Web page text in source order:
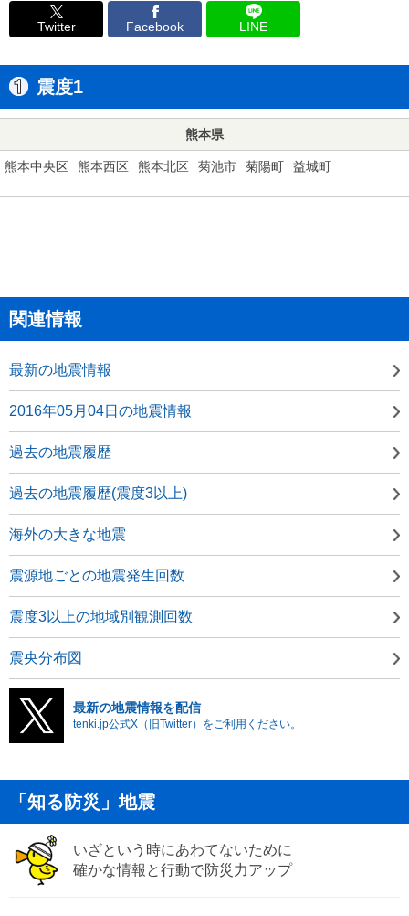
Twitter Facebook LINE
震度1
熊本県
熊本中央区 熊本西区 熊本北区 菊池市 菊陽町 益城町
関連情報
最新の地震情報
2016年05月04日の地震情報
過去の地震履歴
過去の地震履歴(震度3以上)
海外の大きな地震
震源地ごとの地震発生回数
震度3以上の地域別観測回数
震央分布図
最新の地震情報を配信
tenki.jp公式X（旧Twitter）をご利用ください。
「知る防災」地震
いざという時にあわてないために
確かな情報と行動で防災力アップ